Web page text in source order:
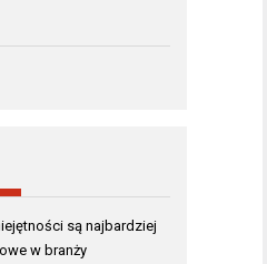
są najbardziej
w branży